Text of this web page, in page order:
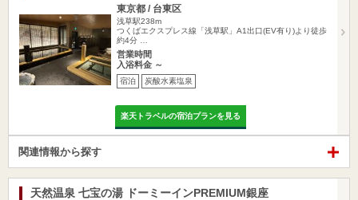
東京都 / 台東区
浅草駅238m
つくばエクスプレス線「浅草駅」A1出口(EV有り)より徒歩
約4分 …
営業時間
入浴料金 ～
宿泊 炭酸水素塩泉
楽天トラベルの宿泊プランを見る
関連情報から探す
天然温泉 七宝の湯 ドーミーインPREMIUM銀座